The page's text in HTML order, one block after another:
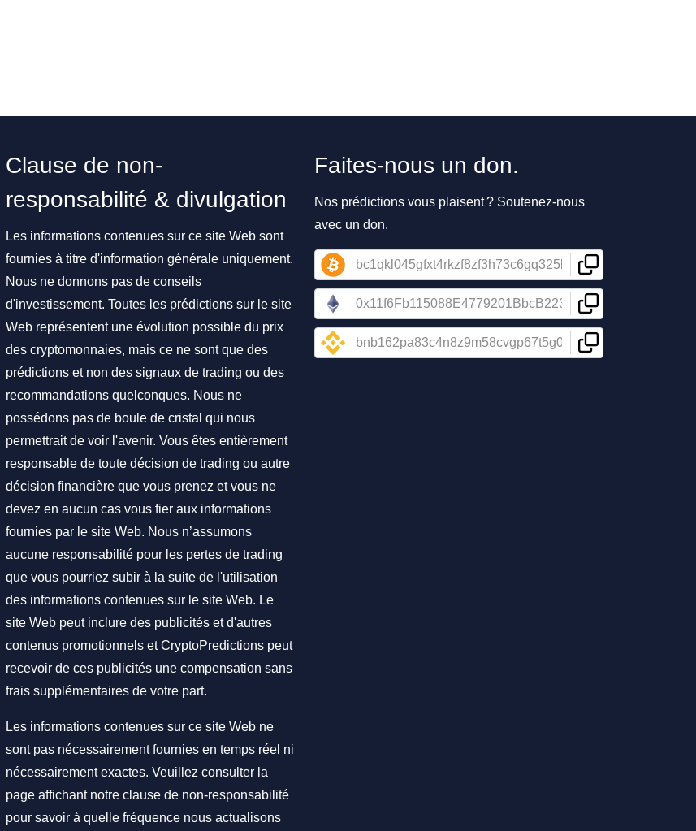
Clause de non-
responsabilité & divulgation
Les informations contenues sur ce site Web sont
fournies à titre d'information générale uniquement.
Nous ne donnons pas de conseils
d'investissement. Toutes les prédictions sur le site
Web représentent une évolution possible du prix
des cryptomonnaies, mais ce ne sont que des
prédictions et non des signaux de trading ou des
recommandations quelconques. Nous ne
possédons pas de boule de cristal qui nous
permettrait de voir l'avenir. Vous êtes entièrement
responsable de toute décision de trading ou autre
décision financière que vous prenez et vous ne
devez en aucun cas vous fier aux informations
fournies par le site Web. Nous n’assumons
aucune responsabilité pour les pertes de trading
que vous pourriez subir à la suite de l'utilisation
des informations contenues sur le site Web. Le
site Web peut inclure des publicités et d'autres
contenus promotionnels et CryptoPredictions peut
recevoir de ces publicités une compensation sans
frais supplémentaires de votre part.
Les informations contenues sur ce site Web ne
sont pas nécessairement fournies en temps réel ni
nécessairement exactes. Veuillez consulter la
page affichant notre clause de non-responsabilité
pour savoir à quelle fréquence nous actualisons
Faites-nous un don.
Nos prédictions vous plaisent ? Soutenez-nous
avec un don.